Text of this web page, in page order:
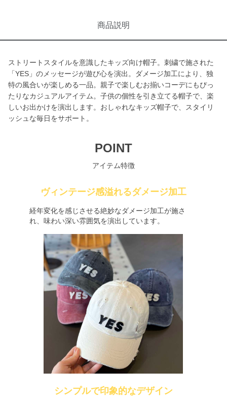
商品説明
ストリートスタイルを意識したキッズ向け帽子。刺繍で施された
「YES」のメッセージが遊び心を演出。ダメージ加工により、独
特の風合いが楽しめる一品。親子で楽しむお揃いコーデにもぴっ
たりなカジュアルアイテム。子供の個性を引き立てる帽子で、楽
しいお出かけを演出します。おしゃれなキッズ帽子で、スタイリ
ッシュな毎日をサポート。
POINT
アイテム特徴
ヴィンテージ感溢れるダメージ加工
経年変化を感じさせる絶妙なダメージ加工が施さ
れ、味わい深い雰囲気を演出しています。
シンプルで印象的なデザイン